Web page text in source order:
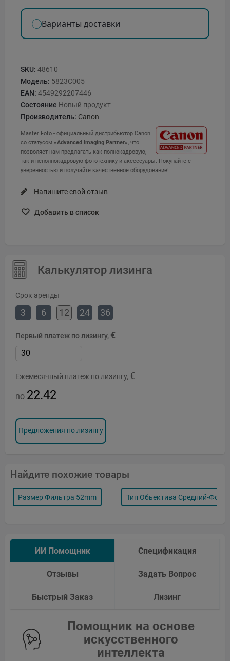
Варианты доставки
SKU: 48610
Модель: 5823C005
EAN: 4549292207446
Состояние Новый продукт
Производитель: Canon
Master Foto - официальный дистрибьютор Canon
со статусом «Advanced Imaging Partner», что
позволяет нам предлагать как полнокадровую,
так и неполнокадровую фототехнику и аксессуары. Покупайте с
уверенностью и получайте качественное оборудование!
Напишите свой отзыв
Добавить в список
Калькулятор лизинга
Срок аренды
3 6 12 24 36
Первый платеж по лизингу, €
Ежемесячный платеж по лизингу, €
no 22.42
Предложения по лизингу
Найдите похожие товары
Размер Фильтра 52mm Тип Обьектива Средний-
ИИ Помощник Спецификация
Отзывы Задать Вопрос
Быстрый Заказ Лизинг
Помощник на основе
искусственного
интеллекта